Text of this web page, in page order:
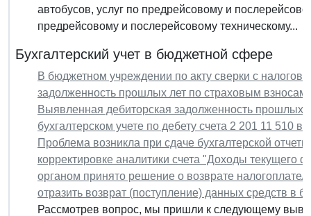
автобусов, услуг по предрейсовому и
предрейсовому и послерейсовому техническому...
Бухгалтерский учет в бюджетной сфере
В бюджетном учреждении по акту сверки с
задолженность прошлых лет по страховым
Выявленная дебиторская задолженность
бухгалтерском учете по дебету счета 2 201 11 510
Проблема возникла при сдаче бухгалтерской
корректировке аналитики счета "Доходы текущего
органом принято решение о возврате
отразить возврат (поступление) данных средств в
Рассмотрев вопрос, мы пришли к следующему